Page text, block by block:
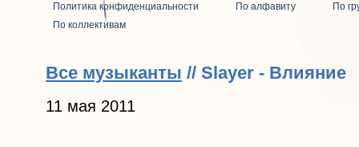
Политика конфиденциальности По алфавиту
По
По коллективам
Все музыканты // Slayer - Влияние
11 мая 2011